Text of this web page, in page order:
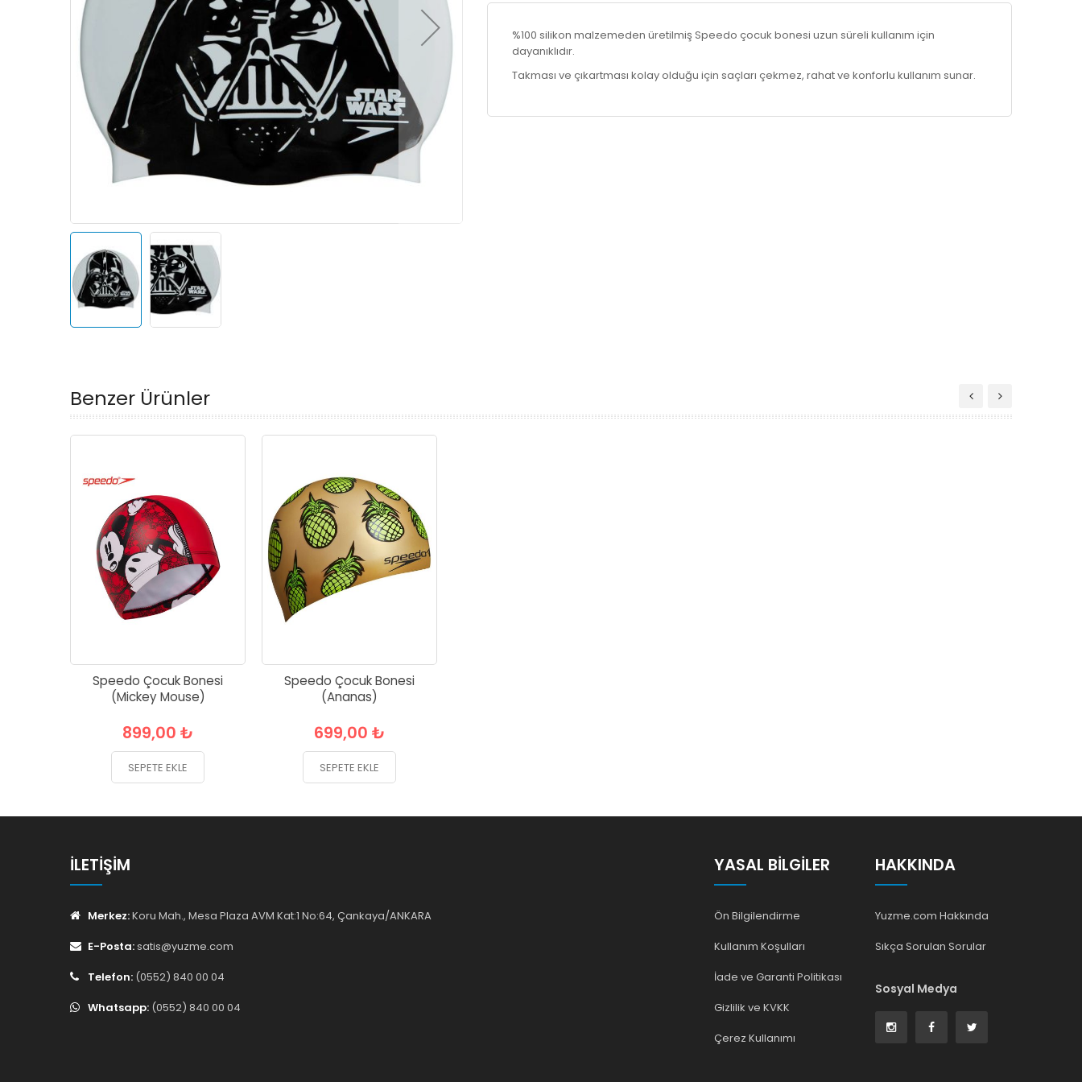
%100 silikon malzemeden üretilmiş Speedo çocuk bonesi uzun süreli kullanım için
dayanıklıdır.
Takması ve çıkartması kolay olduğu için saçları çekmez, rahat ve konforlu kullanım sunar.
Benzer Ürünler
Speedo Çocuk Bonesi
(Mickey Mouse)
899,00 ₺
SEPETE EKLE
Speedo Çocuk Bonesi
(Ananas)
699,00 ₺
SEPETE EKLE
İLETIŞIM
Merkez:Koru Mah., Mesa Plaza AVM Kat:1 No:64, Çankaya/ANKARA
E-Posta:satis@yuzme.com
Telefon: (0552) 840 00 04
Whatsapp: (0552) 840 00 04
YASAL BILGILER
Ön Bilgilendirme
Kullanım Koşulları
İade ve Garanti Politikası
Gizlilik ve KVKK
Çerez Kullanımı
HAKKINDA
Yuzme.com Hakkında
Sıkça Sorulan Sorular
Sosyal Medya